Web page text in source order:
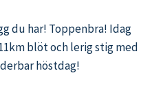
du har! Toppenbra! Idag
blöt och lerig stig med
höstdag!